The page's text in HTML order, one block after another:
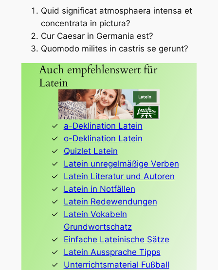
Quid significat atmosphaera intensa et
concentrata in pictura?
Cur Caesar in Germania est?
Quomodo milites in castris se gerunt?
Auch empfehlenswert für
Latein
a-Deklination Latein
o-Deklination Latein
Quizlet Latein
Latein unregelmäßige Verben
Latein Literatur und Autoren
Latein in Notfällen
Latein Redewendungen
Latein Vokabeln
Grundwortschatz
Einfache Lateinische Sätze
Latein Aussprache Tipps
Unterrichtsmaterial Fußball